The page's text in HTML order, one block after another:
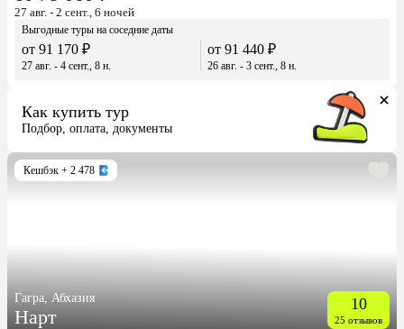
27 авг. - 2 сент., 6 ночей
Выгодные туры на соседние даты
от 91 170 ₽
27 авг. - 4 сент., 8 н.
от 91 440 ₽
26 авг. - 3 сент., 8 н.
Как купить тур
Подбор, оплата, документы
Кешбэк + 2 478
Гагра, Абхазия
Нарт
10
25 отзывов